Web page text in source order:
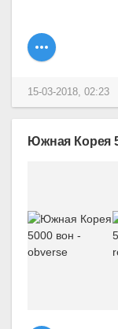
15-03-2018, 02:23
Южная Корея